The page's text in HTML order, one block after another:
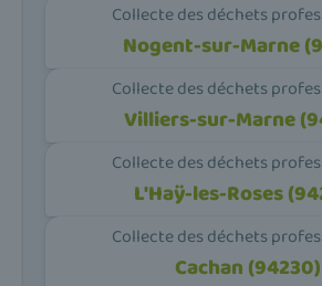
Collecte des déchets
Nogent-sur-Marne
Collecte des déchets
Villiers-sur-Marne
Collecte des déchets
L'Haÿ-les-Roses
Collecte des déchets
Cachan (94230)